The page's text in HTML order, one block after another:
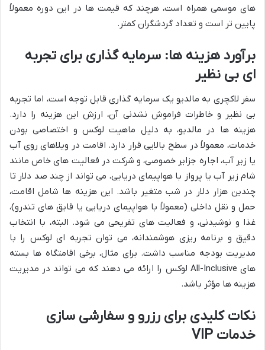
های موسمی همراه است، هرچند که قیمت ها در این دوره معمولاً
پایین تر است و تعداد گردشگران کمتر.
برآورد هزینه ها: سرمایه گذاری برای تجربه
ای بی نظیر
سفر لاکچری به مالدیو یک سرمایه گذاری قابل توجه است، اما تجربه
بی نظیر و خاطرات فراموش نشدنی آن، ارزش این هزینه را دارد.
هزینه ها در مالدیو، به دلیل ماهیت لوکس و اختصاصی بودن
خدمات، معمولاً در سطح بالایی قرار دارد. اقامت در ویلاهای روی آب
یا زیر آب، اجاره جزایر خصوصی، و شرکت در فعالیت های خاص مانند
شام زیر آب یا پرواز با هواپیمای دریایی، می تواند از چند صد دلار تا
چندین هزار دلار در شب متغیر باشد. این هزینه ها شامل اقامت،
حمل و نقل داخلی (معمولاً با هواپیمای دریایی یا قایق های تندرو)،
غذا و نوشیدنی، و فعالیت های تفریحی می شود. البته، با انتخاب
دقیق و برنامه ریزی هوشمندانه، می توان تجربه ای لوکس را با
مدیریت بودجه مناسب داشت. برای مثال، برخی اقامتگاه ها بسته
های All-Inclusive لوکس را ارائه می دهند که می تواند در مدیریت
هزینه ها مؤثر باشد.
نکات کلیدی برای رزرو و سفارشی سازی
خدمات VIP